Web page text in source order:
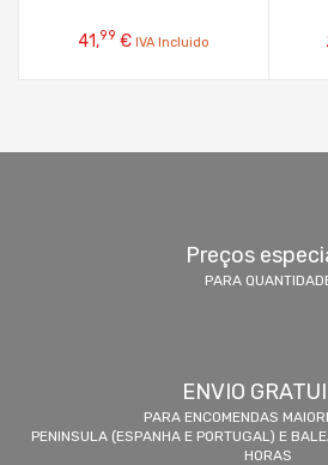
41,99 € IVA Incluido
Preços
PARA
ENVIO
PARA ENCOMENDAS
PENINSULA (ESPANHA E PORTUGAL) E
HORAS